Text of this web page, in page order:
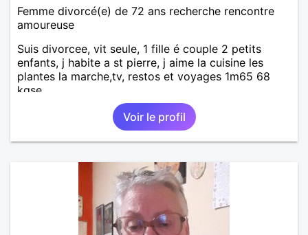
Femme divorcé(e) de 72 ans recherche rencontre
amoureuse
Suis divorcee, vit seule, 1 fille é couple 2 petits
enfants, j habite a st pierre, j aime la cuisine les
plantes la marche,tv, restos et voyages 1m65 68
kgse
Voir le profil